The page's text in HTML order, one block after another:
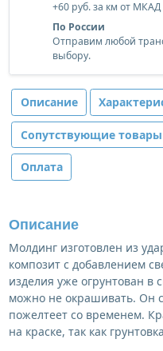
+60 руб. за км от МКАД
По России
Отправим любой
выбору.
Описание
Сопутствующие товары
Оплата
Описание
Молдинг изготовлен из
композит с добавлением
изделия уже огрунтован в
можно не окрашивать. Он
пожелтеет со временем.
на краске, так как